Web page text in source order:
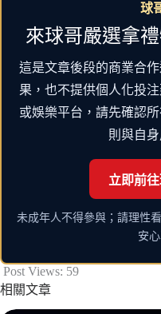
球
來球哥嚴選拿
這是文章後段的商業合
果，也不提供個人化投
或娛樂平台，請先確認
則與自
立即前
未成年人不得參與；請理性
安
Post Views: 59
相關文章